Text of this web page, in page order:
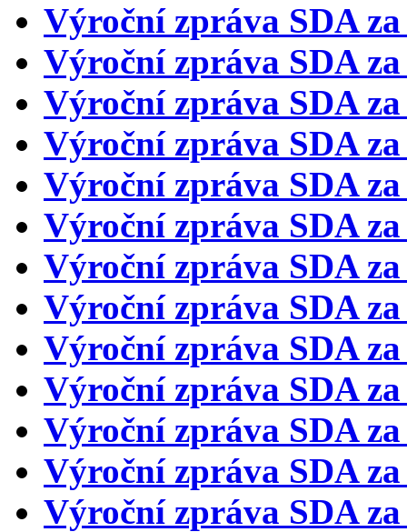
Výroční zpráva SDA
Výroční zpráva SDA
Výroční zpráva SDA
Výroční zpráva SDA
Výroční zpráva SDA
Výroční zpráva SDA
Výroční zpráva SDA
Výroční zpráva SDA
Výroční zpráva SDA
Výroční zpráva SDA
Výroční zpráva SDA
Výroční zpráva SDA
Výroční zpráva SDA